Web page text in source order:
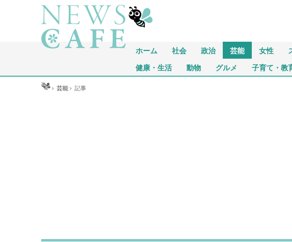
ホーム 社会 政治 芸能 女性
健康・生活 動物 グルメ 子育て・教
ホーム ›芸能 ›記事